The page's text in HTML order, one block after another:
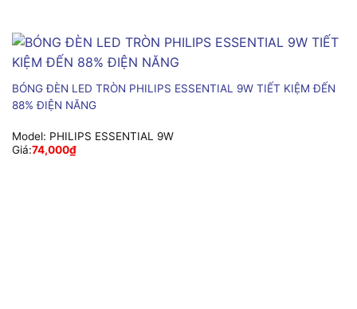
BÓNG ĐÈN LED TRÒN PHILIPS ESSENTIAL 9W TIẾT KIỆM ĐẾN
88% ĐIỆN NĂNG
Model: PHILIPS ESSENTIAL 9W
Giá:74,000₫